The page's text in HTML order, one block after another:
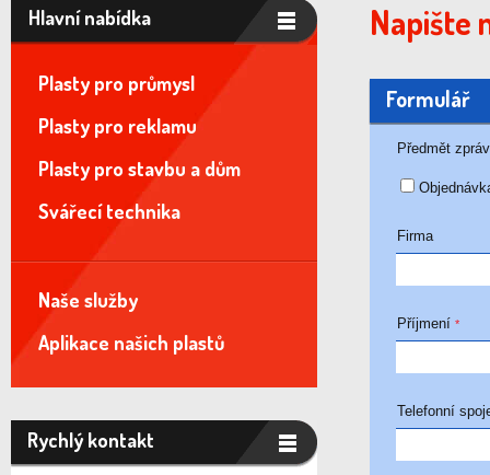
Napište
Formulář
Předmět
Firma
Příjmení *
Telefonní
Hlavní nabídka
Plasty pro průmysl
Plasty pro reklamu
Plasty pro stavbu a dům
Svářecí technika
Naše služby
Aplikace našich plastů
Rychlý kontakt